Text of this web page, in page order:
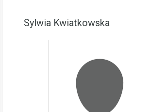
Sylwia Kwiatkowska